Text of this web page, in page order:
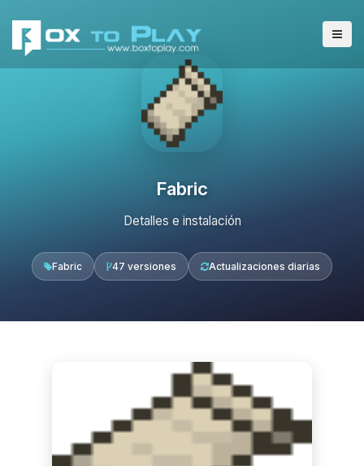
Fabric
Detalles e instalación
Fabric 47 versiones Actualizaciones diarias